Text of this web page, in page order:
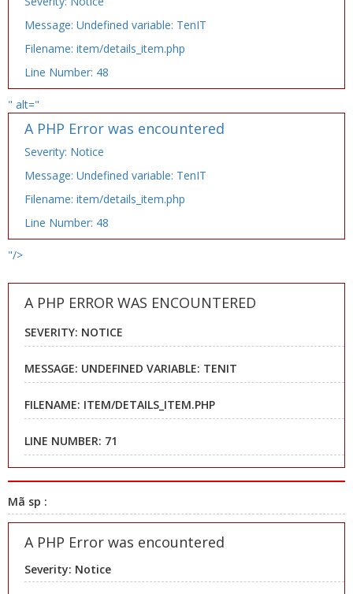
Message: Undefined variable: TenIT
Filename: item/details_item.php
Line Number: 48
" alt="
A PHP Error was encountered
Severity: Notice
Message: Undefined variable: TenIT
Filename: item/details_item.php
Line Number: 48
"/>
A PHP ERROR WAS ENCOUNTERED
SEVERITY: NOTICE
MESSAGE: UNDEFINED VARIABLE: TENIT
FILENAME: ITEM/DETAILS_ITEM.PHP
LINE NUMBER: 71
Mã sp :
A PHP Error was encountered
Severity: Notice